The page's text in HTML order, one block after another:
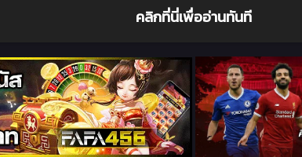
คลิกที่นี่เพื่ออ่านทันที